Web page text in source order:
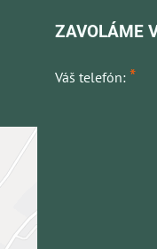
ZAVOLÁME
Váš telefón: *